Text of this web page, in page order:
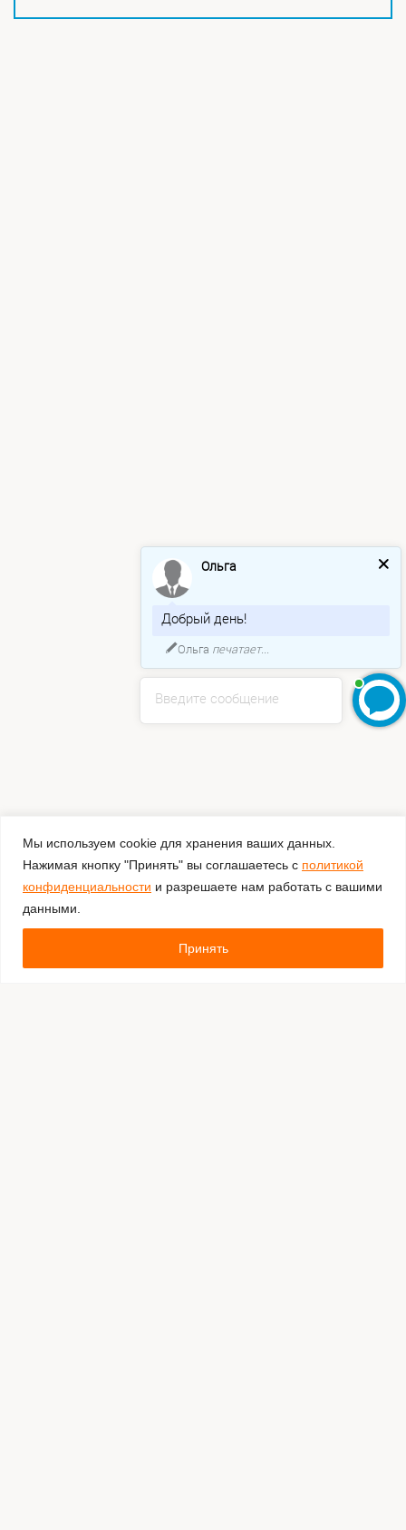
Мы используем cookie для хранения ваших данных.
Нажимая кнопку "Принять" вы соглашаетесь с политикой
конфиденциальности и разрешаете нам работать с вашими
данными.
Принять
Введите сообщение
Ольга
Добрый день!
Ольга печатает...